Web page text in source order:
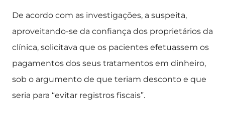
De acordo com as investigações, a suspeita,
aproveitando-se da confiança dos proprietários da
clínica, solicitava que os pacientes efetuassem os
pagamentos dos seus tratamentos em dinheiro,
sob o argumento de que teriam desconto e que
seria para “evitar registros fiscais”.